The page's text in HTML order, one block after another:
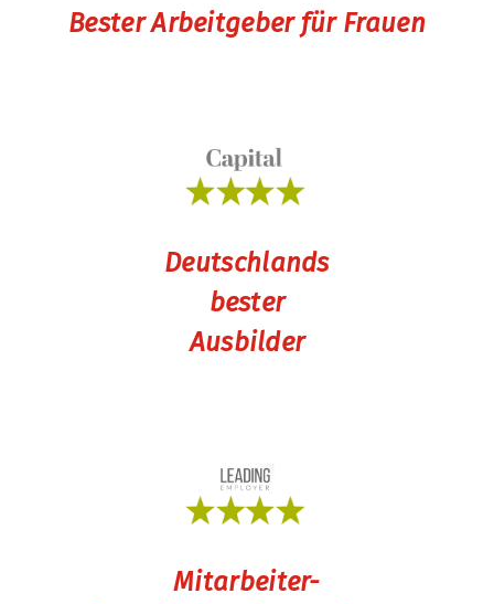
Bester Arbeitgeber für Frauen
Deutschlands
bester
Ausbilder
Mitarbeiter-